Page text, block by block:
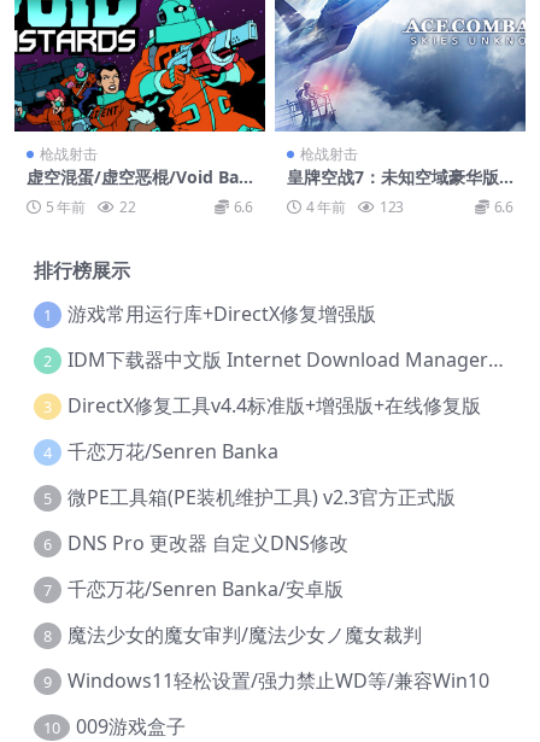
枪战射击
虚空混蛋/虚空恶棍/Void Bas
tards5 年前 22 6.6
枪战射击
皇牌空战7：未知空域豪华版/
ACE COMBAT 7: SKIES UNK
NOWN Deluxe Edition
4 年前 123 6.6
排行榜展示
1 游戏常用运行库+DirectX修复增强版
2 IDM下载器中文版 Internet Download Manager v6.42.36 IDM
3 DirectX修复工具v4.4标准版+增强版+在线修复版
4 千恋万花/Senren Banka
5 微PE工具箱(PE装机维护工具) v2.3官方正式版
6 DNS Pro 更改器 自定义DNS修改
7 千恋万花/Senren Banka/安卓版
8 魔法少女的魔女审判/魔法少女ノ魔女裁判
9 Windows11轻松设置/强力禁止WD等/兼容Win10
10 009游戏盒子